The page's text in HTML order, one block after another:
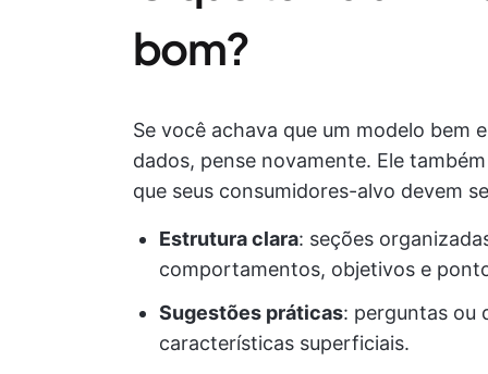
bom?
Se você achava que um modelo bem
dados, pense novamente. Ele
que seus consumidores-alvo devem
Estrutura clara: seções
comportamentos, objetivos e
Sugestões práticas: perguntas ou
características superficiais.